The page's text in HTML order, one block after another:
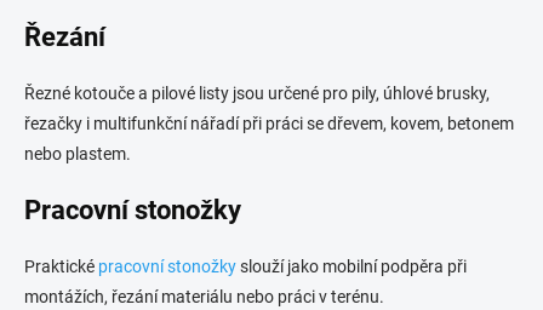
Řezání
Řezné kotouče a pilové listy jsou určené pro pily, úhlové brusky,
řezačky i multifunkční nářadí při práci se dřevem, kovem, betonem
nebo plastem.
Pracovní stonožky
Praktické pracovní stonožkyslouží jako mobilní podpěra při
montážích, řezání materiálu nebo práci v terénu.